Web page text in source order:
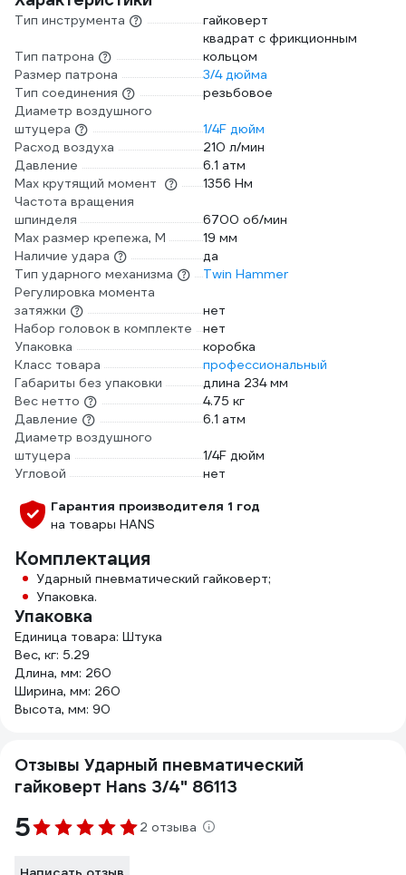
Тип инструмента гайковерт
Тип патрона
квадрат с фрикционным
кольцом
Размер патрона
3/4 дюйма
Тип соединения
резьбовое
Диаметр воздушного
штуцера
1/4F дюйм
Расход воздуха
210 л/мин
Давление
6.1 атм
Max крутящий момент
1356 Нм
Частота вращения
шпинделя
6700 об/мин
Max размер крепежа, М
19 мм
Наличие удара
да
Тип ударного механизма
Twin Hammer
Регулировка момента
затяжки
нет
Набор головок в комплекте
нет
Упаковка
коробка
Класс товара
профессиональный
Габариты без упаковки
длина 234 мм
Вес нетто
4.75 кг
Давление
6.1 атм
Диаметр воздушного
штуцера
1/4F дюйм
Угловой
нет
Гарантия производителя 1 год
на товары HANS
Комплектация
Ударный пневматический гайковерт;
Упаковка.
Упаковка
Единица товара: Штука
Вес, кг: 5.29
Длина, мм: 260
Ширина, мм: 260
Высота, мм: 90
Отзывы Ударный пневматический
гайковерт Hans 3/4" 86113
5 2 отзыва